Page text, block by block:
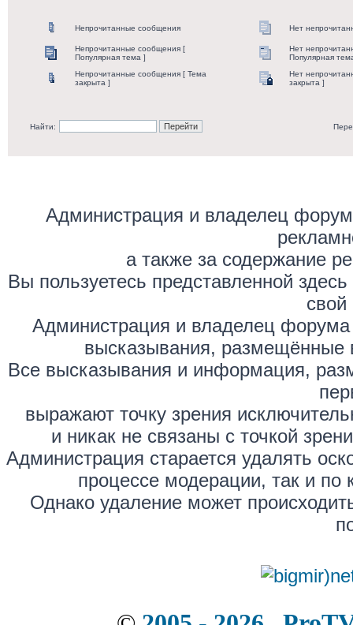
Непрочитанные сообщения Нет
Непрочитанные сообщения [
Популярная тема ]
Нет
Популярная
Непрочитанные сообщения [ Тема
закрыта ]
Нет
закрыта ]
Найти:
Администрация и владелец
а также за содержание
Вы пользуетесь представленной
свой
Администрация и владелец форума
высказывания, размещённые
Все высказывания и информация,
выражают точку зрения
и никак не связаны с точкой
Администрация старается удалять
процессе модерации, так и по
Однако удаление может